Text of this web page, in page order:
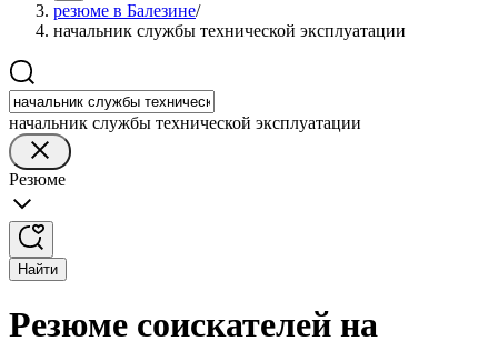
резюме в Балезине/
начальник службы технической эксплуатации
начальник службы технической эксплуатации
Резюме
Найти
Резюме соискателей на